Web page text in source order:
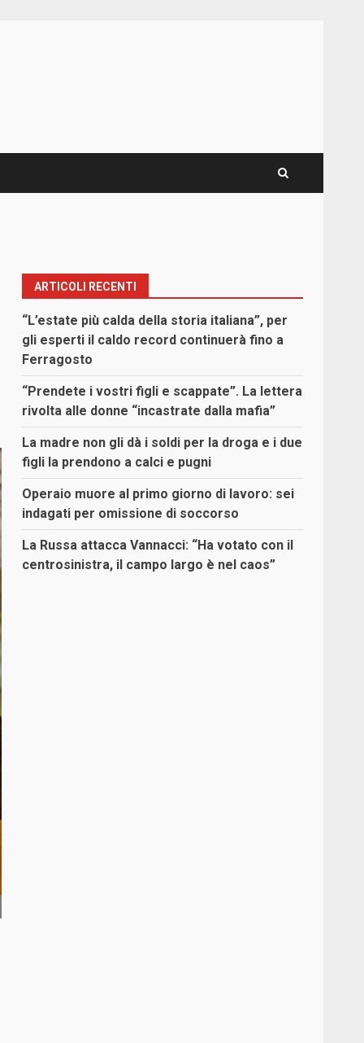
ARTICOLI RECENTI
“L’estate più calda della storia italiana”, per
gli esperti il caldo record continuerà fino a
Ferragosto
“Prendete i vostri figli e scappate”. La lettera
rivolta alle donne “incastrate dalla mafia”
La madre non gli dà i soldi per la droga e i due
figli la prendono a calci e pugni
Operaio muore al primo giorno di lavoro: sei
indagati per omissione di soccorso
La Russa attacca Vannacci: “Ha votato con il
centrosinistra, il campo largo è nel caos”